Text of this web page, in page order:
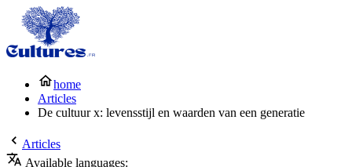
home
Articles
De cultuur x: levensstijl en waarden van een generatie
Articles
Available languages: